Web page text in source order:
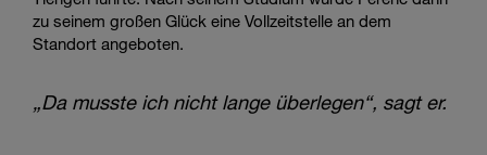
zu seinem großen Glück eine Vollzeitstelle an dem
Standort angeboten.
„Da musste ich nicht lange überlegen“, sagt er.